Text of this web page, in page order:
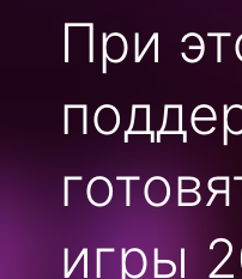
При
игры